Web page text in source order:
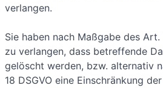
verlangen.
Sie haben nach Maßgabe des Art.
zu verlangen, dass betreffende
gelöscht werden, bzw. alternativ
18 DSGVO eine Einschränkung